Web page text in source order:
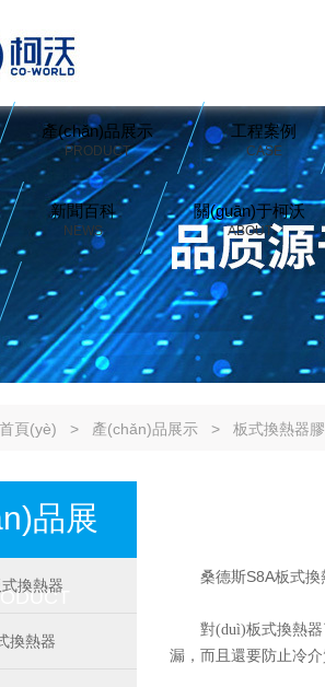
產(chǎn)品展示
PRODUCT
工程案例
CASE
新聞百科
NEWS
關(guān)于柯沃
ABOUT
頁(yè) > 產(chǎn)品展示 > 板式換熱器
品展
換熱器
換熱器
桑德斯S8A板式換
對(duì)板式換熱器
漏，而且還要防止冷